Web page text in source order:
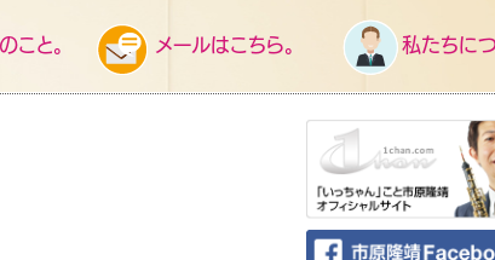
こと。 メールはこちら。 私たちにつ